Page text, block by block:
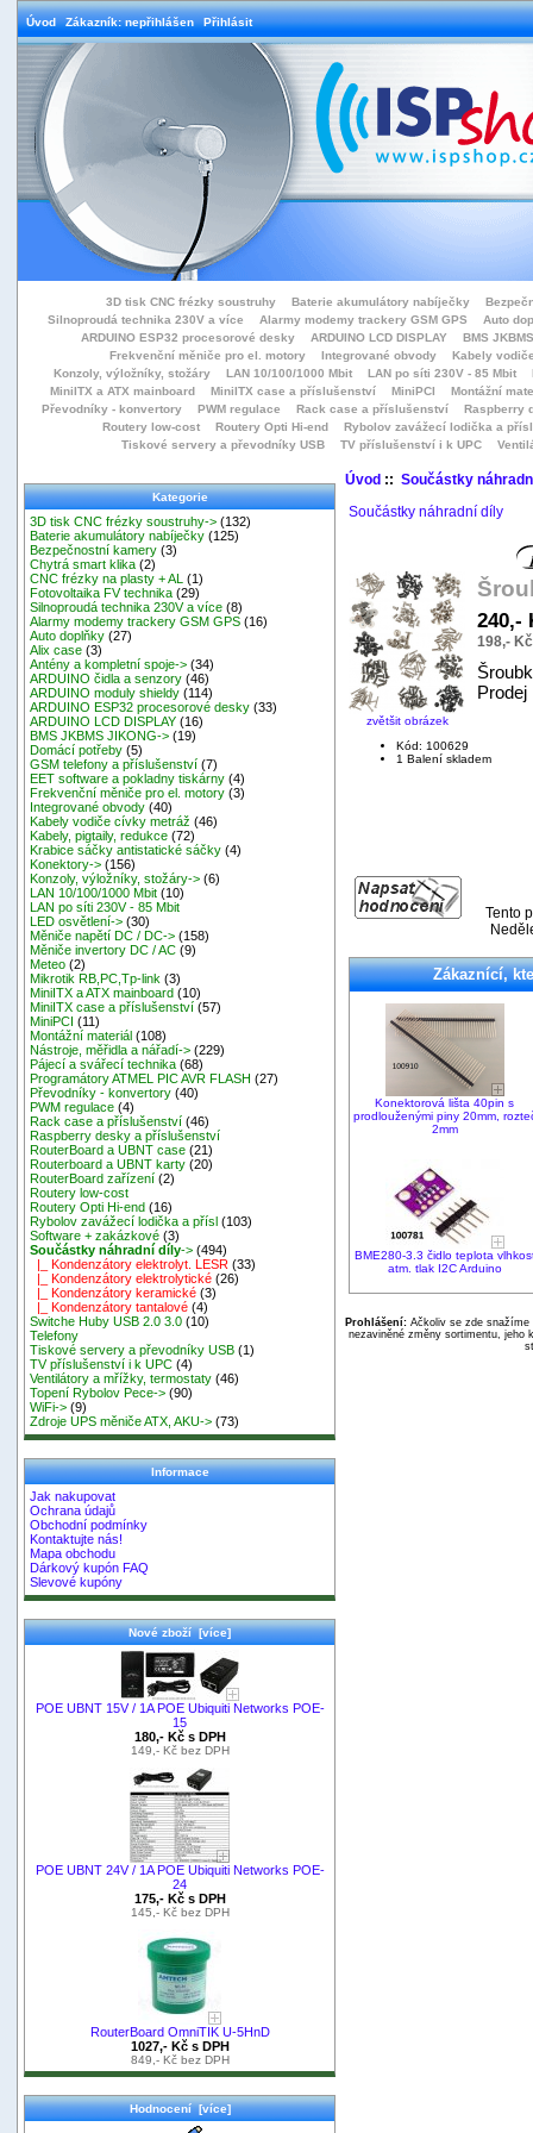
Úvod Zákazník: nepřihlášen Přihlásit
3D tisk CNC frézky soustruhy Baterie akumulátory nabíječky
Silnoproudá technika 230V a více
Alarmy modemy trackery GSM GPS
Auto
ARDUINO ESP32 procesorové desky
ARDUINO LCD DISPLAY
BMS
Frekvenční měniče pro el. motory
Integrované obvody
Kabely
Konzoly, výložníky, stožáry
LAN 10/100/1000 Mbit LAN po síti 230V - 85 Mbit
MiniITX a ATX mainboard
MiniITX case a příslušenství MiniPCI
Montážní
Převodníky - konvertory
PWM regulace Rack case a příslušenství
Raspberry
Routery low-cost
Routery Opti Hi-end
Rybolov zavážecí lodička a přísl
Tiskové servery a převodníky USB
TV příslušenství i k UPC
Kategorie
3D tisk CNC frézky soustruhy-> (132)
Baterie akumulátory nabíječky (125)
Bezpečnostní kamery (3)
Chytrá smart klika (2)
CNC frézky na plasty + AL
(1)
Fotovoltaika FV technika (29)
Silnoproudá technika 230V a více (8)
Alarmy modemy trackery GSM GPS (16)
Auto doplňky (27)
Alix case (3)
Antény a kompletní spoje-> (34)
ARDUINO čidla a senzory (46)
ARDUINO moduly shieldy (114)
ARDUINO ESP32 procesorové desky (33)
ARDUINO LCD DISPLAY (16)
BMS JKBMS JIKONG-> (19)
Domácí potřeby (5)
GSM telefony a příslušenství (7)
EET software a pokladny tiskárny (4)
Frekvenční měniče pro el. motory (3)
Integrované obvody (40)
Kabely vodiče cívky metráž (46)
Kabely, pigtaily, redukce (72)
Krabice sáčky antistatické sáčky (4)
Konektory-> (156)
Konzoly, výložníky, stožáry-> (6)
LAN 10/100/1000 Mbit (10)
LAN po síti 230V - 85 Mbit
LED osvětlení-> (30)
Měniče napětí DC / DC-> (158)
Měniče invertory DC / AC (9)
Meteo (2)
Mikrotik RB,PC,Tp-link (3)
MiniITX a ATX mainboard (10)
MiniITX case a příslušenství (57)
MiniPCI (11)
Montážní materiál (108)
Nástroje, měřidla a nářadí-> (229)
Pájecí a svářecí technika (68)
Programátory ATMEL PIC AVR FLASH (27)
Převodníky - konvertory (40)
PWM regulace (4)
Rack case a příslušenství (46)
Raspberry desky a příslušenství
RouterBoard a UBNT case (21)
Routerboard a UBNT karty (20)
RouterBoard zařízení (2)
Routery low-cost
Routery Opti Hi-end (16)
Rybolov zavážecí lodička a přísl (103)
Software + zakázkové (3)
Součástky náhradní díly-> (494)
|_ Kondenzátory elektrolyt. LESR (33)
|_ Kondenzátory elektrolytické (26)
|_ Kondenzátory keramické (3)
|_ Kondenzátory tantalové (4)
Switche Huby USB 2.0 3.0 (10)
Telefony
Tiskové servery a převodníky USB (1)
TV příslušenství i k UPC (4)
Ventilátory a mřížky, termostaty (46)
Topení Rybolov Pece-> (90)
WiFi-> (9)
Zdroje UPS měniče ATX, AKU-> (73)
Informace
Jak nakupovat
Ochrana údajů
Obchodní podmínky
Kontaktujte nás!
Mapa obchodu
Dárkový kupón FAQ
Slevové kupóny
Nové zboží [více]
POE UBNT 15V / 1A POE Ubiquiti Networks POE-
15
180,- Kč s DPH
149,- Kč bez DPH
POE UBNT 24V / 1A POE Ubiquiti Networks POE-
24
175,- Kč s DPH
145,- Kč bez DPH
RouterBoard OmniTIK U-5HnD
1027,- Kč s DPH
849,- Kč bez DPH
Hodnocení [více]
Úvod:: Součástky
Součástky náhradní díly
zvětšit obrázek
240,-
198,-
Prodej
Kód: 100629
1 Balení skladem
Tento
Zákaznící,
Konektorová lišta 40pin s
prodlouženými piny 20mm,
2mm
BME280-3.3 čidlo teplota
atm. tlak I2C Arduino
Prohlášení:Ačkoliv se zde snažíme
nezaviněné změny sortimentu, jeho